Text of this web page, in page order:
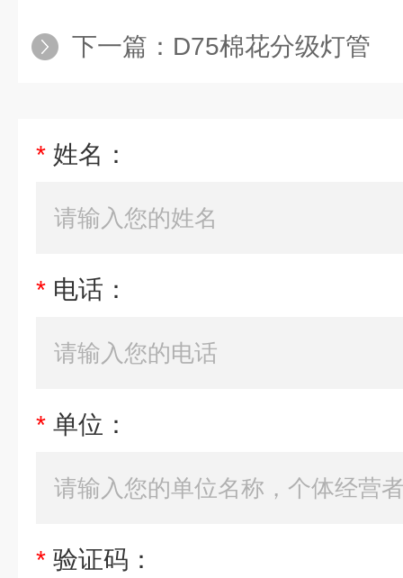
下一篇： D75棉花分级灯管
* 姓名：
* 电话：
* 单位：
* 验证码：